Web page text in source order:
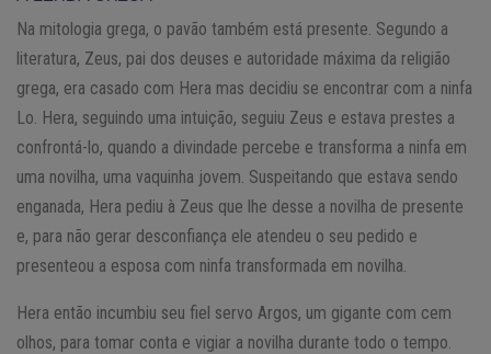
Na mitologia grega, o pavão também está presente. Segundo a
literatura, Zeus, pai dos deuses e autoridade máxima da religião
grega, era casado com Hera mas decidiu se encontrar com a ninfa
Lo. Hera, seguindo uma intuição, seguiu Zeus e estava prestes a
confrontá-lo, quando a divindade percebe e transforma a ninfa em
uma novilha, uma vaquinha jovem. Suspeitando que estava sendo
enganada, Hera pediu à Zeus que lhe desse a novilha de presente
e, para não gerar desconfiança ele atendeu o seu pedido e
presenteou a esposa com ninfa transformada em novilha.
Hera então incumbiu seu fiel servo Argos, um gigante com cem
olhos, para tomar conta e vigiar a novilha durante todo o tempo.